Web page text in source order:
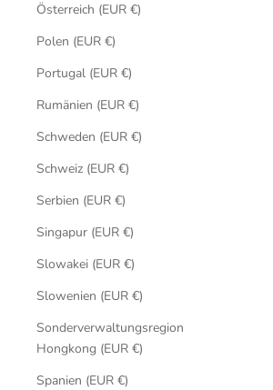
Österreich (EUR €)
Polen (EUR €)
Portugal (EUR €)
Rumänien (EUR €)
Schweden (EUR €)
Schweiz (EUR €)
Serbien (EUR €)
Singapur (EUR €)
Slowakei (EUR €)
Slowenien (EUR €)
Sonderverwaltungsregion
Hongkong (EUR €)
Spanien (EUR €)